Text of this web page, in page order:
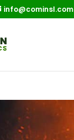
info@cominsl.com